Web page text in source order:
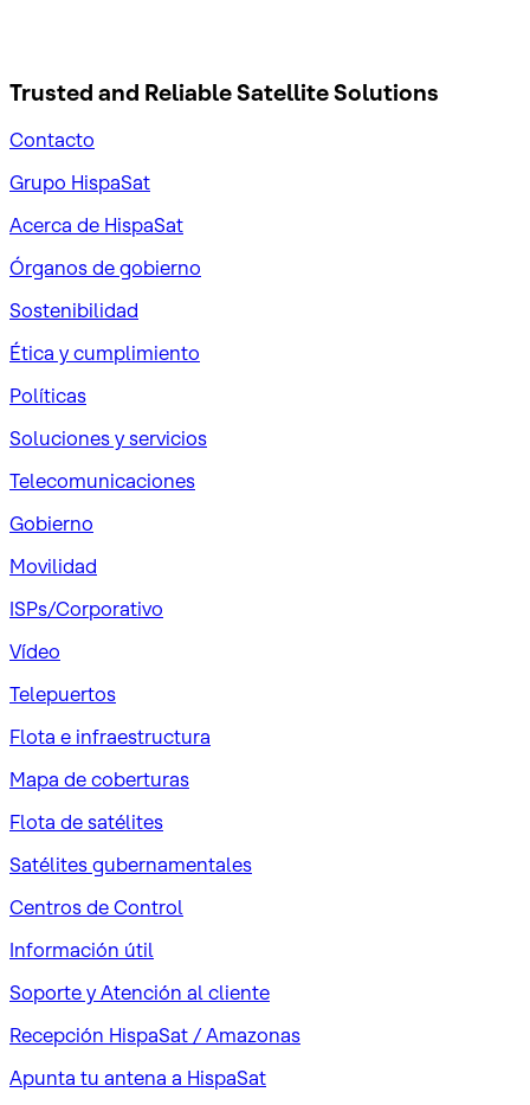
Trusted and ReliableSatellite Solutions
Contacto
Grupo HispaSat
Acerca de HispaSat
Órganos de gobierno
Sostenibilidad
Ética y cumplimiento
Políticas
Soluciones y servicios
Telecomunicaciones
Gobierno
Movilidad
ISPs/Corporativo
Vídeo
Telepuertos
Flota e infraestructura
Mapa de coberturas
Flota de satélites
Satélites gubernamentales
Centros de Control
Información útil
Soporte y Atención al cliente
Recepción HispaSat / Amazonas
Apunta tu antena a HispaSat